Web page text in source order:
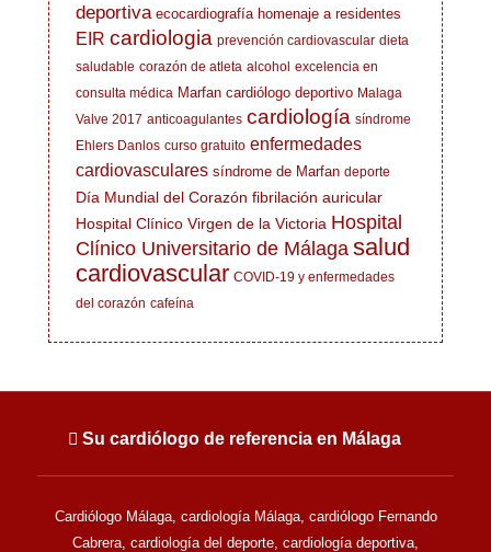
deportiva ecocardiografía homenaje a residentes
EIR cardiologia prevención cardiovascular dieta
saludable corazón de atleta alcohol excelencia en
consulta médica Marfan cardiólogo deportivo Malaga
Valve 2017 anticoagulantes cardiología síndrome
Ehlers Danlos curso gratuito enfermedades
cardiovasculares síndrome de Marfan deporte
Día Mundial del Corazón fibrilación auricular
Hospital Clínico Virgen de la Victoria Hospital
Clínico Universitario de Málaga salud
cardiovascular COVID-19 y enfermedades
del corazón cafeína
Su cardiólogo de referencia en Málaga
Cardiólogo Málaga, cardiología Málaga, cardiólogo Fernando
Cabrera, cardiología del deporte, cardiología deportiva,